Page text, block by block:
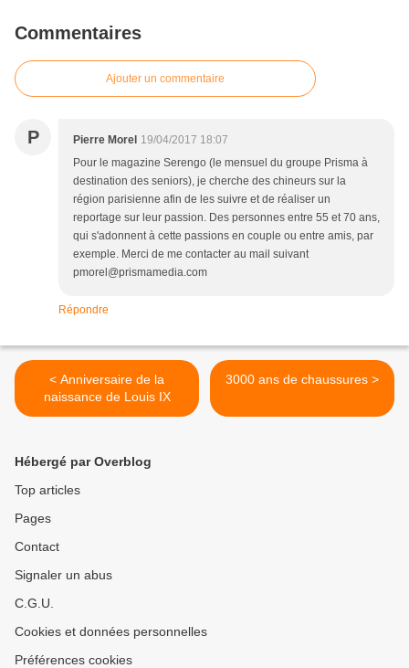
Commentaires
Ajouter un commentaire
P Pierre Morel 19/04/2017 18:07
Pour le magazine Serengo (le mensuel du groupe Prisma à
destination des seniors), je cherche des chineurs sur la
région parisienne afin de les suivre et de réaliser un
reportage sur leur passion. Des personnes entre 55 et 70 ans,
qui s'adonnent à cette passions en couple ou entre amis, par
exemple. Merci de me contacter au mail suivant
pmorel@prismamedia.com
Répondre
< Anniversaire de la
naissance de Louis IX
3000 ans de chaussures >
Hébergé par Overblog
Top articles
Pages
Contact
Signaler un abus
C.G.U.
Cookies et données personnelles
Préférences cookies